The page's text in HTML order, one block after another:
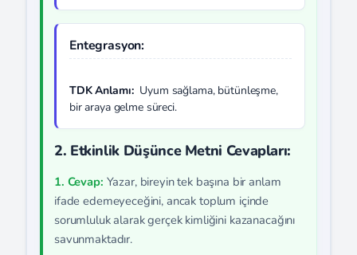
Entegrasyon:
TDK Anlamı: Uyum sağlama, bütünleşme,
bir araya gelme süreci.
2. Etkinlik Düşünce Metni Cevapları:
1. Cevap: Yazar, bireyin tek başına bir anlam
ifade edemeyeceğini, ancak toplum içinde
sorumluluk alarak gerçek kimliğini kazanacağını
savunmaktadır.